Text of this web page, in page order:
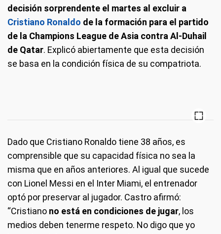
decisión sorprendente el martes al excluir a
Cristiano Ronaldo de la formación para el partido
de la Champions League de Asia contra Al-Duhail
de Qatar. Explicó abiertamente que esta decisión
se basa en la condición física de su compatriota.
Dado que Cristiano Ronaldo tiene 38 años, es
comprensible que su capacidad física no sea la
misma que en años anteriores. Al igual que sucede
con Lionel Messi en el Inter Miami, el entrenador
optó por preservar al jugador. Castro afirmó:
“Cristiano no está en condiciones de jugar, los
medios deben tenerme respeto. No digo que yo